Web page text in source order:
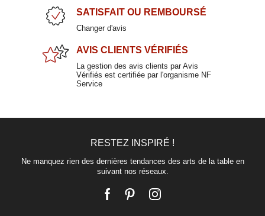
SATISFAIT OU REMBOURSÉ
Changer d'avis
AVIS CLIENTS VÉRIFIÉS
La gestion des avis clients par Avis
Vérifiés est certifiée par l'organisme NF
Service
RESTEZ INSPIRÉ !
Ne manquez rien des dernières tendances des arts de la table en
suivant nos réseaux.